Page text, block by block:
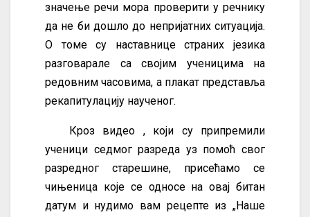
значење речи мора проверити у речнику
да не би дошло до непријатних ситуација.
О томе су наставнице страних језика
разговарале са својим ученицима на
редовним часовима, а плакат представља
рекапитулацију наученог.
Кроз видео , који су припремили
ученици седмог разреда уз помоћ свог
разредног старешине, присећамо се
чињеница које се односе на овај битан
датум и нудимо вам рецепте из „Наше